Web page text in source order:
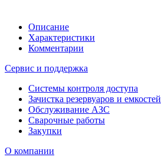
Описание
Характеристики
Комментарии
Сервис и поддержка
Системы контроля доступа
Зачистка резервуаров и емкостей
Обслуживание АЗС
Сварочные работы
Закупки
О компании